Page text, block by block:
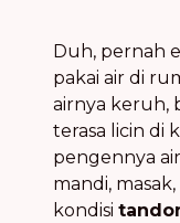
Duh, pernah
pakai air di
airnya keruh,
terasa licin di
pengennya
mandi,
kondisi